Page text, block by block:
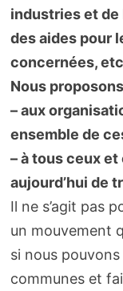
industries et de
des aides pour
concernées,
Nous
– aux
ensemble de
– à tous ceux
aujourd’hui de
Il ne s’agit pas
un mouvement
si nous
communes et